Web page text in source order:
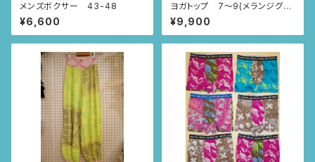
メンズボクサー 43-48
¥6,600
ヨガトップ 7〜9(メランジグレ
ー・水色/ポンチパンチ柄)
¥9,900